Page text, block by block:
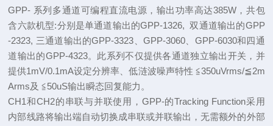
GPP- 系列多通道可编程直流电源，输出功率高达385W，共包
含六款机型:分别是单通道输出的GPP-1326, 双通道输出的GPP
-2323, 三通道输出的GPP-3323、GPP-3060、GPP-6030和四通
道输出的GPP-4323。此系列不仅提供各通道独立输出开关，并
提供1mV/0.1mA设定分辨率、低涟波噪声特性 ≦350uVrms/≦2m
Arms及 ≦50uS输出瞬态回复能力。
CH1和CH2的串联与并联使用，GPP-的Tracking Function采用
内部线路将输出端自动切换成串联或并联输出，无需额外的外部